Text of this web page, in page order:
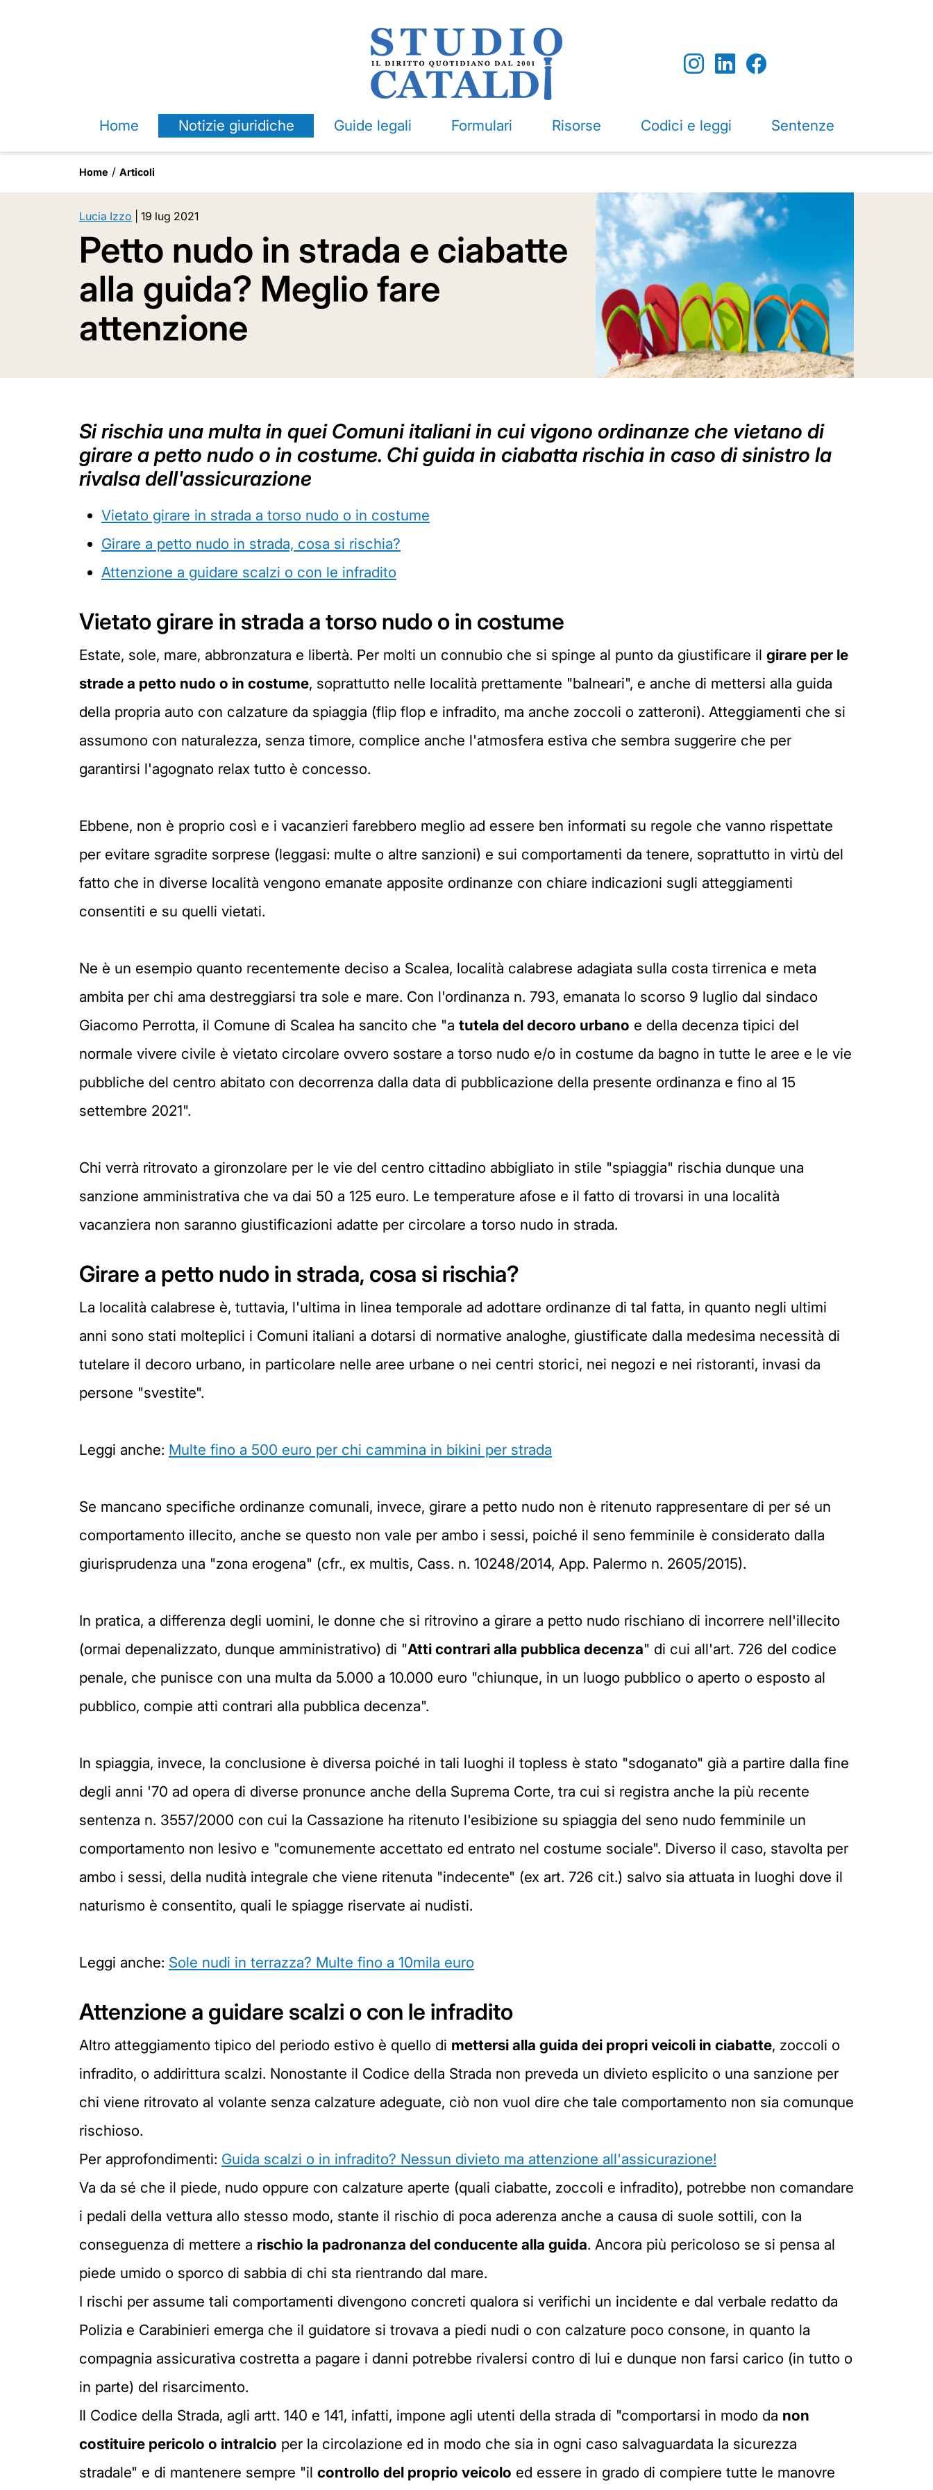
Home Notizie giuridiche Guide legali Formulari Risorse Codici e leggi Sentenze
Home Articoli
Lucia Izzo 19 lug 2021
Petto nudo in strada e ciabatte
alla guida? Meglio fare
attenzione
Si rischia una multa in quei Comuni italiani in cui vigono ordinanze che vietano di
girare a petto nudo o in costume. Chi guida in ciabatta rischia in caso di sinistro la
rivalsa dell'assicurazione
Vietato girare in strada a torso nudo o in costume
Girare a petto nudo in strada, cosa si rischia?
Attenzione a guidare scalzi o con le infradito
Vietato girare in strada a torso nudo o in costume
Estate, sole, mare, abbronzatura e libertà. Per molti un connubio che si spinge al punto da giustificare il girare per le
strade a petto nudo o in costume, soprattutto nelle località prettamente "balneari", e anche di mettersi alla guida
della propria auto con calzature da spiaggia (flip flop e infradito, ma anche zoccoli o zatteroni). Atteggiamenti che si
assumono con naturalezza, senza timore, complice anche l'atmosfera estiva che sembra suggerire che per
garantirsi l'agognato relax tutto è concesso.
Ebbene, non è proprio così e i vacanzieri farebbero meglio ad essere ben informati su regole che vanno rispettate
per evitare sgradite sorprese (leggasi: multe o altre sanzioni) e sui comportamenti da tenere, soprattutto in virtù del
fatto che in diverse località vengono emanate apposite ordinanze con chiare indicazioni sugli atteggiamenti
consentiti e su quelli vietati.
Ne è un esempio quanto recentemente deciso a Scalea, località calabrese adagiata sulla costa tirrenica e meta
ambita per chi ama destreggiarsi tra sole e mare. Con l'ordinanza n. 793, emanata lo scorso 9 luglio dal sindaco
Giacomo Perrotta, il Comune di Scalea ha sancito che "a tutela del decoro urbano e della decenza tipici del
normale vivere civile è vietato circolare ovvero sostare a torso nudo e/o in costume da bagno in tutte le aree e le vie
pubbliche del centro abitato con decorrenza dalla data di pubblicazione della presente ordinanza e fino al 15
settembre 2021".
Chi verrà ritrovato a gironzolare per le vie del centro cittadino abbigliato in stile "spiaggia" rischia dunque una
sanzione amministrativa che va dai 50 a 125 euro. Le temperature afose e il fatto di trovarsi in una località
vacanziera non saranno giustificazioni adatte per circolare a torso nudo in strada.
Girare a petto nudo in strada, cosa si rischia?
La località calabrese è, tuttavia, l'ultima in linea temporale ad adottare ordinanze di tal fatta, in quanto negli ultimi
anni sono stati molteplici i Comuni italiani a dotarsi di normative analoghe, giustificate dalla medesima necessità di
tutelare il decoro urbano, in particolare nelle aree urbane o nei centri storici, nei negozi e nei ristoranti, invasi da
persone "svestite".
Leggi anche: Multe fino a 500 euro per chi cammina in bikini per strada
Se mancano specifiche ordinanze comunali, invece, girare a petto nudo non è ritenuto rappresentare di per sé un
comportamento illecito, anche se questo non vale per ambo i sessi, poiché il seno femminile è considerato dalla
giurisprudenza una "zona erogena" (cfr., ex multis, Cass. n. 10248/2014, App. Palermo n. 2605/2015).
In pratica, a differenza degli uomini, le donne che si ritrovino a girare a petto nudo rischiano di incorrere nell'illecito
(ormai depenalizzato, dunque amministrativo) di "Atti contrari alla pubblica decenza" di cui all'art. 726 del codice
penale, che punisce con una multa da 5.000 a 10.000 euro "chiunque, in un luogo pubblico o aperto o esposto al
pubblico, compie atti contrari alla pubblica decenza".
In spiaggia, invece, la conclusione è diversa poiché in tali luoghi il topless è stato "sdoganato" già a partire dalla fine
degli anni '70 ad opera di diverse pronunce anche della Suprema Corte, tra cui si registra anche la più recente
sentenza n. 3557/2000 con cui la Cassazione ha ritenuto l'esibizione su spiaggia del seno nudo femminile un
comportamento non lesivo e "comunemente accettato ed entrato nel costume sociale". Diverso il caso, stavolta per
ambo i sessi, della nudità integrale che viene ritenuta "indecente" (ex art. 726 cit.) salvo sia attuata in luoghi dove il
naturismo è consentito, quali le spiagge riservate ai nudisti.
Leggi anche: Sole nudi in terrazza? Multe fino a 10mila euro
Attenzione a guidare scalzi o con le infradito
Altro atteggiamento tipico del periodo estivo è quello di mettersi alla guida dei propri veicoli in ciabatte, zoccoli o
infradito, o addirittura scalzi. Nonostante il Codice della Strada non preveda un divieto esplicito o una sanzione per
chi viene ritrovato al volante senza calzature adeguate, ciò non vuol dire che tale comportamento non sia comunque
rischioso.
Per approfondimenti: Guida scalzi o in infradito? Nessun divieto ma attenzione all'assicurazione!
Va da sé che il piede, nudo oppure con calzature aperte (quali ciabatte, zoccoli e infradito), potrebbe non comandare
i pedali della vettura allo stesso modo, stante il rischio di poca aderenza anche a causa di suole sottili, con la
conseguenza di mettere a rischio la padronanza del conducente alla guida. Ancora più pericoloso se si pensa al
piede umido o sporco di sabbia di chi sta rientrando dal mare.
I rischi per assume tali comportamenti divengono concreti qualora si verifichi un incidente e dal verbale redatto da
Polizia e Carabinieri emerga che il guidatore si trovava a piedi nudi o con calzature poco consone, in quanto la
compagnia assicurativa costretta a pagare i danni potrebbe rivalersi contro di lui e dunque non farsi carico (in tutto o
in parte) del risarcimento.
Il Codice della Strada, agli artt. 140 e 141, infatti, impone agli utenti della strada di "comportarsi in modo da non
costituire pericolo o intralcio per la circolazione ed in modo che sia in ogni caso salvaguardata la sicurezza
stradale" e di mantenere sempre "il controllo del proprio veicolo ed essere in grado di compiere tutte le manovre